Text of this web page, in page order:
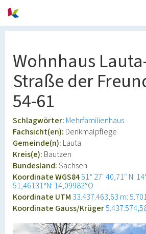
Wohnhaus
Straße der
54-61
Schlagwörter: Mehrfamilienhaus
Fachsicht(en): Denkmalpflege
Gemeinde(n): Lauta
Kreis(e): Bautzen
Bundesland:Sachsen
Koordinate WGS8451° 27′ 40,71″ N:
51,46131°N: 14,09982°O
Koordinate UTM 33.437.463,63 m:
Koordinate Gauss/Krüger